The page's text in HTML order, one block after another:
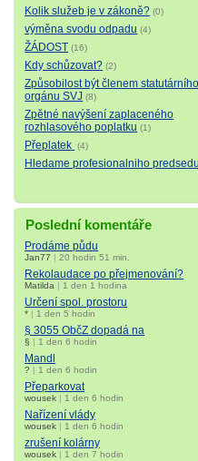
Kolik služeb je v zákoně? (0)
výměna svodu odpadu (4)
ŽÁDOST (16)
Kdy schůzovat? (2)
Způsobilost být členem statutárního
orgánu SVJ (8)
Zpětné navýšení zaplaceného
rozhlasového poplatku (1)
Přeplatek (4)
Hledame profesionalniho predsedu
Poslední komentáře
Prodáme půdu
Jan77 |20 hodin 51 min.
Rekolaudace po přejmenování?
Matilda | 1 den 1 hodina
Určení spol. prostoru
* | 1 den 5 hodin
§ 3055 ObčZ dopadá na
§ | 1 den 6 hodin
Mandl
? | 1 den 6 hodin
Přeparkovat
wousek | 1 den 6 hodin
Nařízení vlády
wousek | 1 den 6 hodin
zrušení kolárny
wousek | 1 den 7 hodin